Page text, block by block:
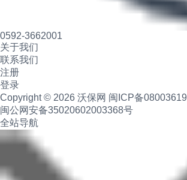
0592-3662001
关于我们
联系我们
注册
登录
Copyright © 2026 沃保网 闽ICP备
闽公网安备35020602003368号
全站导航